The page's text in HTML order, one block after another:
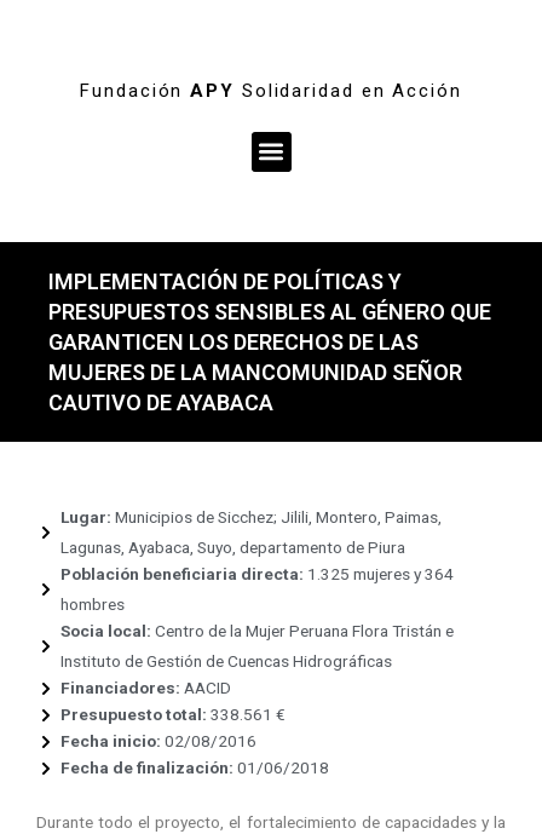
Fundación APY Solidaridad en Acción
Menú
IMPLEMENTACIÓN DE POLÍTICAS Y
PRESUPUESTOS SENSIBLES AL GÉNERO QUE
GARANTICEN LOS DERECHOS DE LAS
MUJERES DE LA MANCOMUNIDAD SEÑOR
CAUTIVO DE AYABACA
Lugar: Municipios de Sicchez; Jilili, Montero, Paimas,
Lagunas, Ayabaca, Suyo, departamento de Piura
Población beneficiaria directa: 1.325 mujeres y 364
hombres
Socia local: Centro de la Mujer Peruana Flora Tristán e
Instituto de Gestión de Cuencas Hidrográficas
Financiadores: AACID
Presupuesto total: 338.561 €
Fecha inicio: 02/08/2016
Fecha de finalización: 01/06/2018
Durante todo el proyecto, el fortalecimiento de capacidades y la